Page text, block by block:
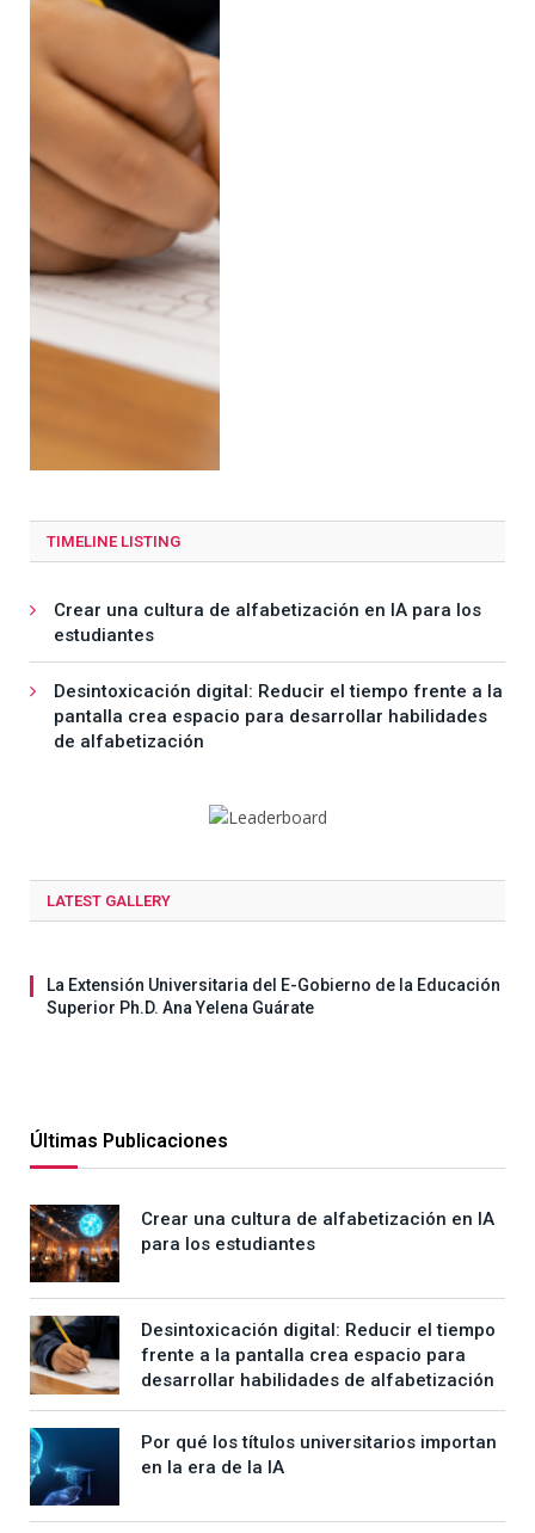
TIMELINE LISTING
Crear una cultura de alfabetización en IA para los
estudiantes
Desintoxicación digital: Reducir el tiempo frente a la
pantalla crea espacio para desarrollar habilidades
de alfabetización
LATEST GALLERY
La Extensión Universitaria del E-Gobierno de la Educación
Superior Ph.D. Ana Yelena Guárate
Últimas Publicaciones
Crear una cultura de alfabetización en IA
para los estudiantes
Desintoxicación digital: Reducir el tiempo
frente a la pantalla crea espacio para
desarrollar habilidades de alfabetización
Por qué los títulos universitarios importan
en la era de la IA